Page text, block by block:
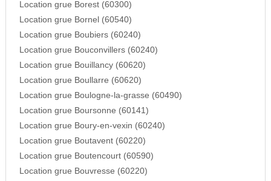
Location grue Borest (60300)
Location grue Bornel (60540)
Location grue Boubiers (60240)
Location grue Bouconvillers (60240)
Location grue Bouillancy (60620)
Location grue Boullarre (60620)
Location grue Boulogne-la-grasse (60490)
Location grue Boursonne (60141)
Location grue Boury-en-vexin (60240)
Location grue Boutavent (60220)
Location grue Boutencourt (60590)
Location grue Bouvresse (60220)